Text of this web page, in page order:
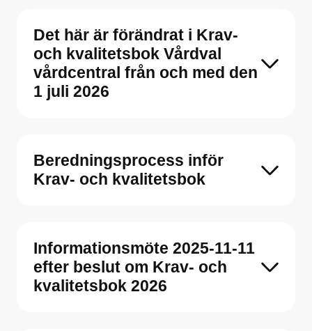
Det här är förändrat i Krav-
och kvalitetsbok Vårdval
vårdcentral från och med den
1 juli 2026
Beredningsprocess inför
Krav- och kvalitetsbok
Informationsmöte 2025-11-11
efter beslut om Krav- och
kvalitetsbok 2026